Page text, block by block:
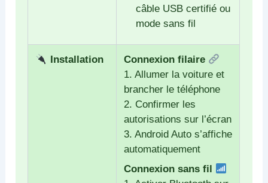
câble USB certifié ou
mode sans fil
Installation
Connexion filaire
1. Allumer la voiture et
brancher le téléphone
2. Confirmer les
autorisations sur l’écran
3. Android Auto s’affiche
automatiquement
Connexion sans fil